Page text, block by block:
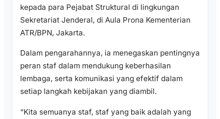
kepada para Pejabat Struktural di lingkungan
Sekretariat Jenderal, di Aula Prona Kementerian
ATR/BPN, Jakarta.
Dalam pengarahannya, ia menegaskan pentingnya
peran staf dalam mendukung keberhasilan
lembaga, serta komunikasi yang efektif dalam
setiap langkah kebijakan yang diambil.
“Kita semuanya staf, staf yang baik adalah yang